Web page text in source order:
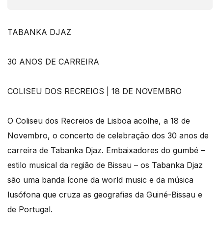
TABANKA DJAZ
30 ANOS DE CARREIRA
COLISEU DOS RECREIOS | 18 DE NOVEMBRO
O Coliseu dos Recreios de Lisboa acolhe, a 18 de
Novembro, o concerto de celebração dos 30 anos de
carreira de Tabanka Djaz. Embaixadores do gumbé –
estilo musical da região de Bissau – os Tabanka Djaz
são uma banda ícone da world music e da música
lusófona que cruza as geografias da Guiné-Bissau e
de Portugal.